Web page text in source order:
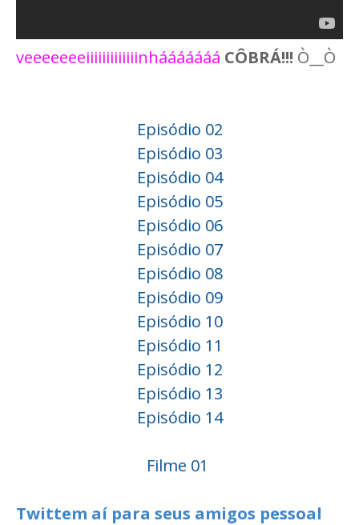
veeeeeeeiiiiiiiiiiiiinhááááááá CÔBRÁ!!! Ò__Ò
Episódio 02
Episódio 03
Episódio 04
Episódio 05
Episódio 06
Episódio 07
Episódio 08
Episódio 09
Episódio 10
Episódio 11
Episódio 12
Episódio 13
Episódio 14
Filme 01
Twittem aí para seus amigos pessoal